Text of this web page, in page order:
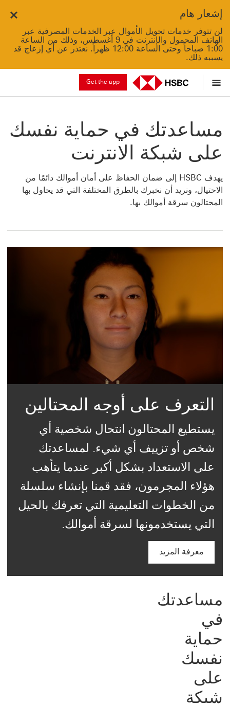
إشعار هام
لن تتوفر خدمات تحويل الأموال عبر الخدمات المصرفية عبر
الهاتف المحمول والإنترنت في 9 أغسطس، وذلك من الساعة
1:00 صباحاً وحتى الساعة 12:00 ظهراً. نعتذر عن أي إزعاج قد
يسببه ذلك.
Get the app
مساعدتك في حماية نفسك
على شبكة الانترنت
يهدف HSBC إلى ضمان الحفاظ على أمان أموالك دائمًا من
الاحتيال، ونريد أن نخبرك بالطرق المختلفة التي قد يحاول بها
المحتالون سرقة أموالك بها.
التعرف على أوجه المحتالين
يستطيع المحتالون انتحال شخصية أي
شخص أو تزييف أي شيء. لمساعدتك
على الاستعداد بشكل أكبر عندما يتأهب
هؤلاء المجرمون، فقد قمنا بإنشاء سلسلة
من الخطوات التعليمية التي تعرفك بالحيل
التي يستخدمونها لسرقة أموالك.
معرفة المزيد
مساعدتك
في
حماية
نفسك
على
شبكة